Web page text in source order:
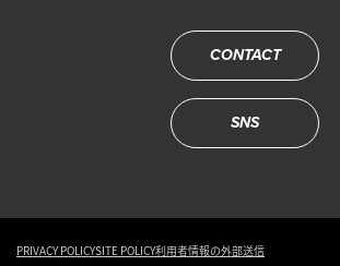
CONTACT
SNS
PRIVACY POLICYSITE POLICY利用者情報の外部送信